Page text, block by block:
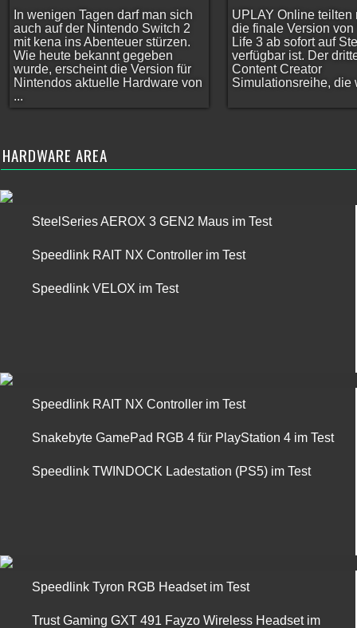
In wenigen Tagen darf man sich
auch auf der Nintendo Switch 2
mit kena ins Abenteuer stürzen.
Wie heute bekannt gegeben
wurde, erscheint die Version für
Nintendos aktuelle Hardware von
...
UPLAY Online teilten
die finale Version von
Life 3 ab sofort auf
verfügbar ist. Der
Content Creator
Simulationsreihe, die
HARDWARE AREA
SteelSeries AEROX 3 GEN2 Maus im Test
Speedlink RAIT NX Controller im Test
Speedlink VELOX im Test
Speedlink RAIT NX Controller im Test
Snakebyte GamePad RGB 4 für PlayStation 4 im Test
Speedlink TWINDOCK Ladestation (PS5) im Test
Speedlink Tyron RGB Headset im Test
Trust Gaming GXT 491 Fayzo Wireless Headset im